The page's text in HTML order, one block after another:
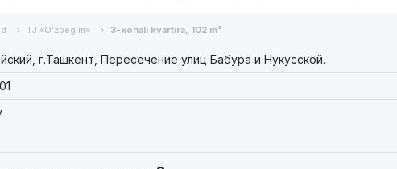
TJ «O’zbegim» 3-xonali kvartira, 102 m²
г.Ташкент, Пересечение улиц Бабура и Нукусской.